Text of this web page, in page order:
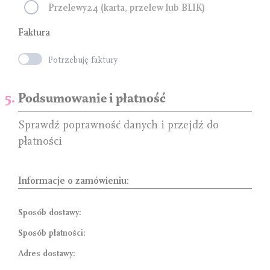
Przelewy24 (karta, przelew lub BLIK)
Faktura
Potrzebuję faktury
Podsumowanie i płatność
Sprawdź poprawność danych i przejdź do
płatności
Informacje o zamówieniu:
Sposób dostawy:
Sposób płatności:
Adres dostawy: